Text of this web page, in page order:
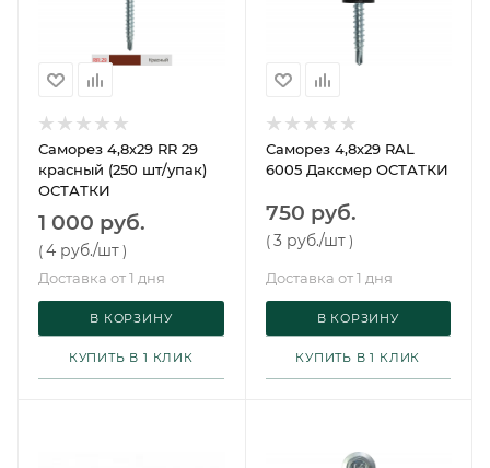
Саморез 4,8х29 RR 29
красный (250 шт/упак)
ОСТАТКИ
1 000 руб.
(4 руб./шт)
Доставка от 1 дня
В КОРЗИНУ
КУПИТЬ В 1 КЛИК
Саморез 4,8х29 RAL
6005 Даксмер ОСТАТКИ
750 руб.
(3 руб./шт )
Доставка от 1 дня
В КОРЗИНУ
КУПИТЬ В 1 КЛИК